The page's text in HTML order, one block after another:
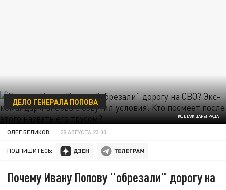
КОЛЛАЖ ЦАРЬГРАДА
ДЕЛО ГЕНЕРАЛА ПОПОВА
ОЛЕГ БЕЛИКОВ 28 АВГУСТА 23:00
ПОДПИШИТЕСЬ:
Почему Ивану Попову "обрезали" дорогу на